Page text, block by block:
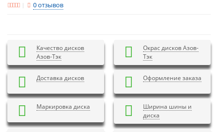
0 отзывов
Качество дисков
Азов-Тэк
Окрас дисков Азов-
Тэк
Доставка дисков Оформление заказа
Маркировка диска
Ширина шины и
диска